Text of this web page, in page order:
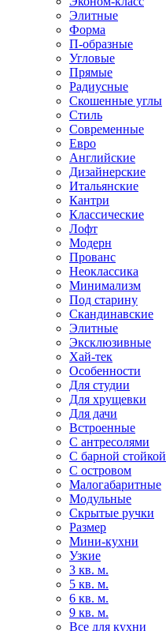
Элитные
Форма
П-образные
Угловые
Прямые
Радиусные
Скошенные углы
Стиль
Современные
Евро
Английские
Дизайнерские
Итальянские
Кантри
Классические
Лофт
Модерн
Прованс
Неоклассика
Минимализм
Под старину
Скандинавские
Элитные
Эксклюзивные
Хай-тек
Особенности
Для студии
Для хрущевки
Для дачи
Встроенные
С антресолями
С барной стойкой
С островом
Малогабаритные
Модульные
Скрытые ручки
Размер
Мини-кухни
Узкие
3 кв. м.
5 кв. м.
6 кв. м.
9 кв. м.
Все для кухни